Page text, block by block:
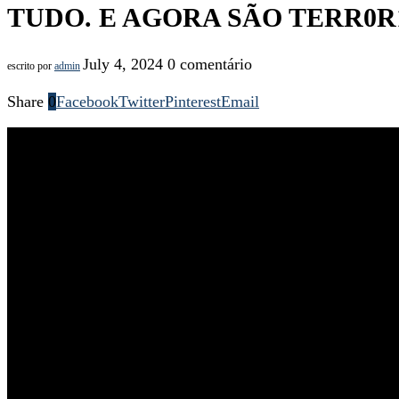
TUDO. E AGORA SÃO
escrito por admin July 4, 2024 0 comentário
Share 0FacebookTwitterPinterestEmail